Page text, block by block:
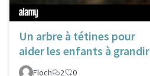
Un arbre à tétines pour
aider les enfants à grandir
Floch
2 0